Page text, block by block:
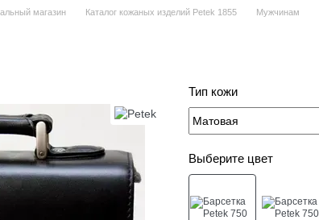
магазин Каталог кожаных изделий Petek 1855 Мужчинам
Тип кожи
Выберите цвет